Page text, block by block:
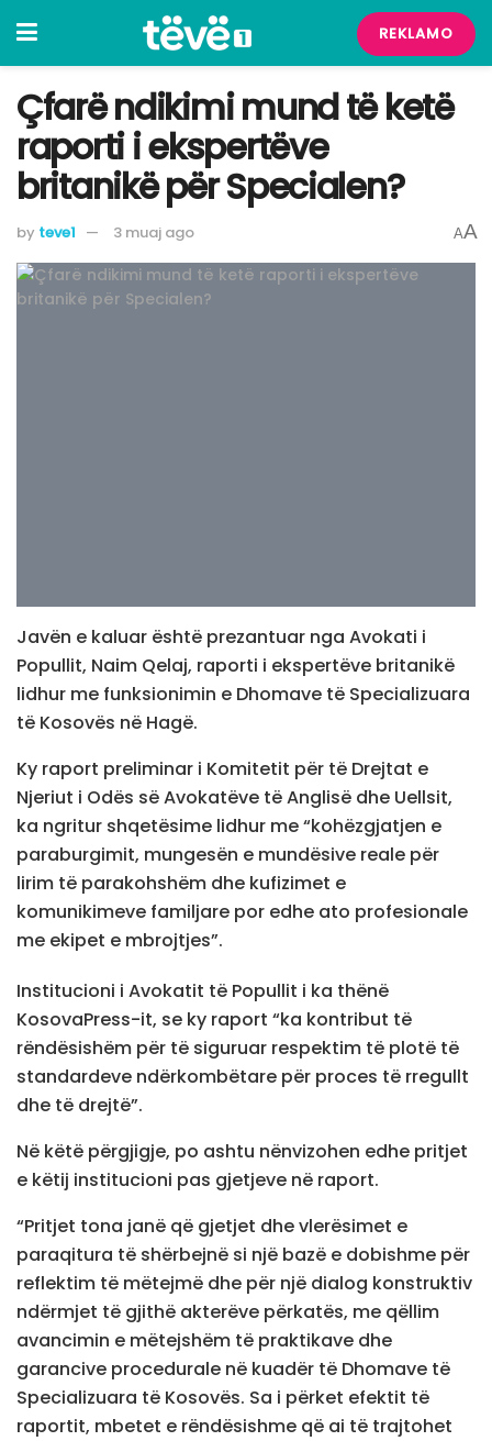
REKLAMO
Çfarë ndikimi mund të ketë
raporti i ekspertëve
britanikë për Specialen?
by teve1 3 muaj ago AA
Javën e kaluar është prezantuar nga Avokati i
Popullit, Naim Qelaj, raporti i ekspertëve britanikë
lidhur me funksionimin e Dhomave të Specializuara
të Kosovës në Hagë.
Ky raport preliminar i Komitetit për të Drejtat e
Njeriut i Odës së Avokatëve të Anglisë dhe Uellsit,
ka ngritur shqetësime lidhur me “kohëzgjatjen e
paraburgimit, mungesën e mundësive reale për
lirim të parakohshëm dhe kufizimet e
komunikimeve familjare por edhe ato profesionale
me ekipet e mbrojtjes”.
Institucioni i Avokatit të Popullit i ka thënë
KosovaPress-it, se ky raport “ka kontribut të
rëndësishëm për të siguruar respektim të plotë të
standardeve ndërkombëtare për proces të rregullt
dhe të drejtë”.
Në këtë përgjigje, po ashtu nënvizohen edhe pritjet
e këtij institucioni pas gjetjeve në raport.
“Pritjet tona janë që gjetjet dhe vlerësimet e
paraqitura të shërbejnë si një bazë e dobishme për
reflektim të mëtejmë dhe për një dialog konstruktiv
ndërmjet të gjithë akterëve përkatës, me qëllim
avancimin e mëtejshëm të praktikave dhe
garancive procedurale në kuadër të Dhomave të
Specializuara të Kosovës. Sa i përket efektit të
raportit, mbetet e rëndësishme që ai të trajtohet